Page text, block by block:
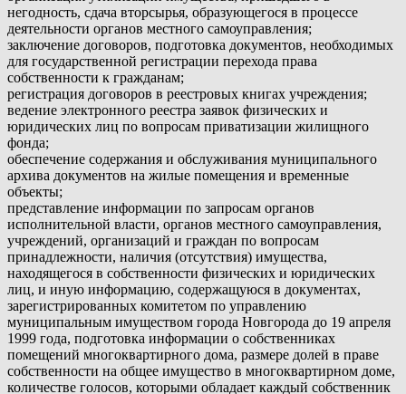
негодность, сдача вторсырья, образующегося в процессе
деятельности органов местного самоуправления;
заключение договоров, подготовка документов, необходимых
для государственной регистрации перехода права
собственности к гражданам;
регистрация договоров в реестровых книгах учреждения;
ведение электронного реестра заявок физических и
юридических лиц по вопросам приватизации жилищного
фонда;
обеспечение содержания и обслуживания муниципального
архива документов на жилые помещения и временные
объекты;
представление информации по запросам органов
исполнительной власти, органов местного самоуправления,
учреждений, организаций и граждан по вопросам
принадлежности, наличия (отсутствия) имущества,
находящегося в собственности физических и юридических
лиц, и иную информацию, содержащуюся в документах,
зарегистрированных комитетом по управлению
муниципальным имуществом города Новгорода до 19 апреля
1999 года, подготовка информации о собственниках
помещений многоквартирного дома, размере долей в праве
собственности на общее имущество в многоквартирном доме,
количестве голосов, которыми обладает каждый собственник